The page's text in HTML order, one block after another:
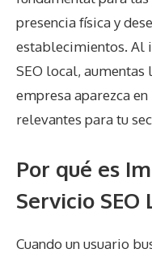
presencia física y
establecimientos. Al
SEO local,
empresa aparezca
relevantes para tu
Por qué es
Servicio SEO
Cuando un usuario